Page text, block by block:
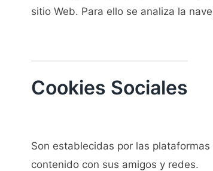
sitio Web. Para ello se analiza la
Cookies Sociales
Son establecidas por las
contenido con sus amigos y redes.